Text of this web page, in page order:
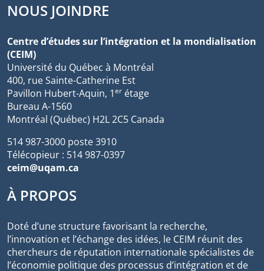
NOUS JOINDRE
Centre d’études sur l’intégration et la mondialisation
(CEIM)
Université du Québec à Montréal
400, rue Sainte-Catherine Est
Pavillon Hubert-Aquin, 1er étage
Bureau A-1560
Montréal (Québec) H2L 2C5 Canada
514 987-3000 poste 3910
Télécopieur : 514 987-0397
ceim@uqam.ca
À PROPOS
Doté d’une structure favorisant la recherche,
l’innovation et l’échange des idées, le CEIM réunit des
chercheurs de réputation internationale spécialistes de
l’économie politique des processus d’intégration et de